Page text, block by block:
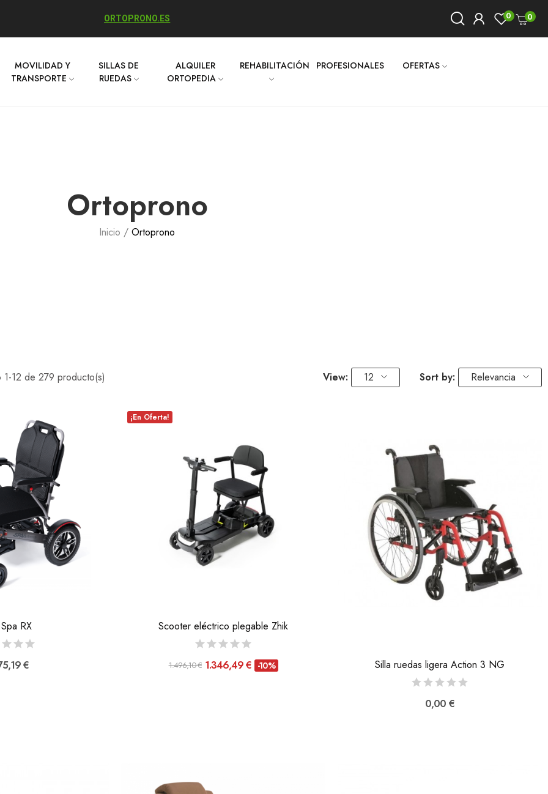
ORTOPRONO.ES 0 0
MOVILIDAD Y
TRANSPORTE
SILLAS DE
RUEDAS
ALQUILER
ORTOPEDIA
REHABILITACIÓN PROFESIONALES OFERTAS
Ortoprono
Inicio Ortoprono
1-12 de 279 producto(s) View: 12 Sort by: Relevancia
RX
€
¡En Oferta!
Scooter eléctrico plegable Zhik
1.496,10 € 1.346,49 € -10% Silla ruedas ligera Action 3 NG
0,00 €